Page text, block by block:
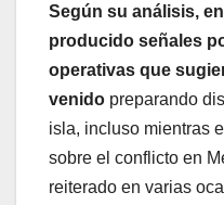
Según su análisis,
producido señales
operativas que
venido preparando
isla, incluso mientras
sobre el conflicto en
reiterado en varias